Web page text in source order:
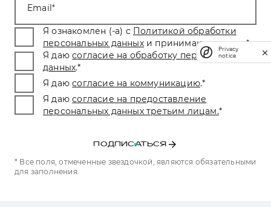
Email
Я ознакомлен (-а) с Политикой обработки
персональных данных и принимаю условия.*
Я даю согласие на обработку персональных
данных.*
Я даю согласие на коммуникацию.*
Я даю согласие на предоставление
персональных данных третьим лицам.*
ПОДПИСАТЬСЯ
* Все поля, отмеченные звездочкой, являются обязательными
для заполнения.
Privacy
notice